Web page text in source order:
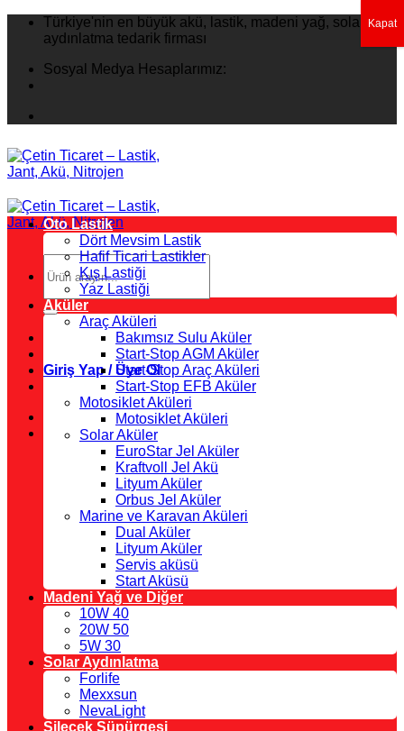
İçeriğeTürkiye'nin en büyük akü, lastik, madeni yağ, solar
aydınlatma tedarik firması
Sosyal Medya Hesaplarımız:
Ara:
Giriş Yap / Üye Ol
Oto Lastik
Dört Mevsim Lastik
Hafif Ticari Lastikler
Kış Lastiği
Yaz Lastiği
Aküler
Araç Aküleri
Bakımsız Sulu Aküler
Start-Stop AGM Aküler
Start-Stop Araç Aküleri
Start-Stop EFB Aküler
Motosiklet Aküleri
Motosiklet Aküleri
Solar Aküler
EuroStar Jel Aküler
Kraftvoll Jel Akü
Lityum Aküler
Orbus Jel Aküler
Marine ve Karavan Aküleri
Dual Aküler
Lityum Aküler
Servis aküsü
Start Aküsü
Madeni Yağ ve Diğer
10W 40
20W 50
5W 30
Solar Aydınlatma
Forlife
Mexxsun
NevaLight
Silecek Süpürgesi
Kapat